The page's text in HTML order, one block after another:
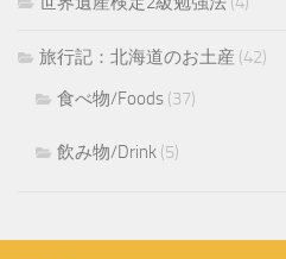
旅行記：北海道のお土産 (42)
食べ物/Foods (37)
飲み物/Drink (5)